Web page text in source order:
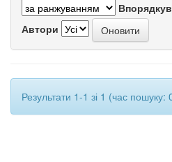
Автори
Результати 1-1 зі 1 (час пошуку: